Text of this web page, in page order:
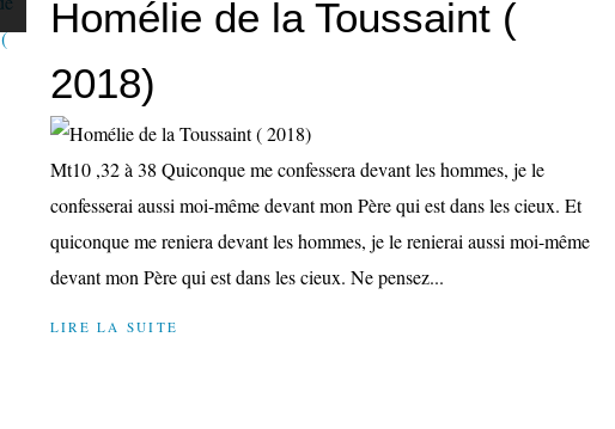
Homélie de la Toussaint (
2018)
Mt10 ,32 à 38 Quiconque me confessera devant les hommes, je le
confesserai aussi moi-même devant mon Père qui est dans les cieux. Et
quiconque me reniera devant les hommes, je le renierai aussi moi-même
devant mon Père qui est dans les cieux. Ne pensez...
LIRE LA SUITE